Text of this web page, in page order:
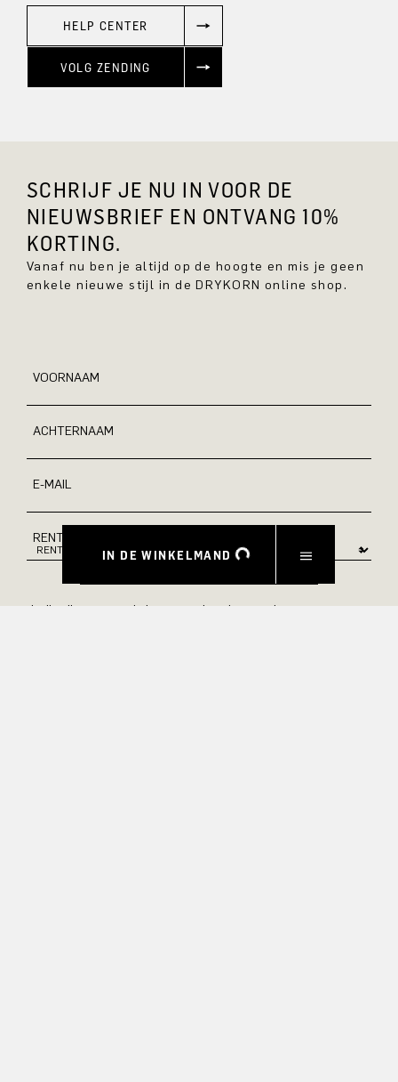
IN DE WINKELMAND
HELP CENTER
VOLG ZENDING
SCHRIJF JE NU IN VOOR DE
NIEUWSBRIEF EN ONTVANG 10%
KORTING.
Vanaf nu ben je altijd op de hoogte en mis je geen
enkele nieuwe stijl in de DRYKORN online shop.
VOORNAAM
ACHTERNAAM
E-MAIL
RENTE
Ja, ik wil graag op de hoogte gehouden worden van